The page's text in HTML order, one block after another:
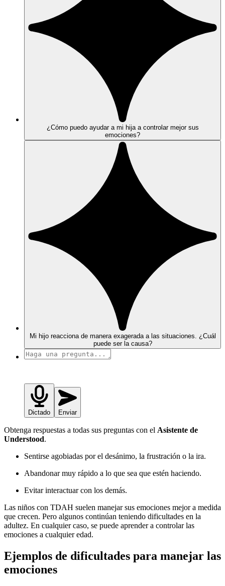
¿Cómo puedo ayudar a mi hija a controlar mejor sus
emociones?
Mi hijo reacciona de manera exagerada a las situaciones. ¿Cuál
puede ser la causa?
Dictado Enviar
Obtenga respuestas a todas sus preguntas con el Asistente de
Understood.
Sentirse agobiadas por el desánimo, la frustración o la ira.
Abandonar muy rápido a lo que sea que estén haciendo.
Evitar interactuar con los demás.
Las niños con TDAH suelen manejar sus emociones mejor a medida
que crecen. Pero algunos continúan teniendo dificultades en la
adultez. En cualquier caso, se puede aprender a controlar las
emociones a cualquier edad.
Ejemplos de dificultades para manejar las
emociones